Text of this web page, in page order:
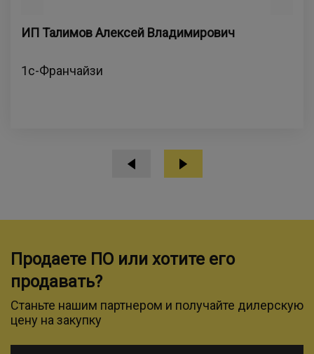
ИП Талимов Алексей Владимирович
1с-Франчайзи
Продаете ПО или хотите его
продавать?
Станьте нашим партнером и получайте дилерскую
цену на закупку